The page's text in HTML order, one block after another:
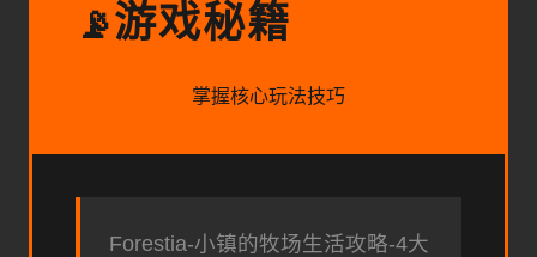
📡游戏秘籍
掌握核心玩法技巧
Forestia-小镇的牧场生活攻略-4大